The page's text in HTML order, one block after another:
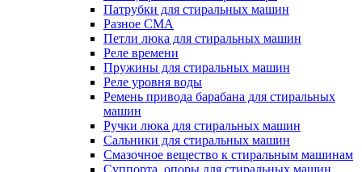
Патрубки для стиральных машин
Разное СМА
Петли люка для стиральных машин
Реле времени
Пружины для стиральных машин
Реле уровня воды
Ремень привода барабана для стиральных
машин
Ручки люка для стиральных машин
Сальники для стиральных машин
Смазочное вещество к стиральным машинам
Суппорта, опоры для стиральных машин